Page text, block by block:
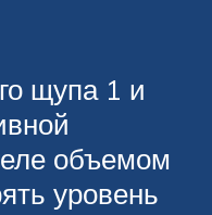
щупа 1 и
объемом
уровень